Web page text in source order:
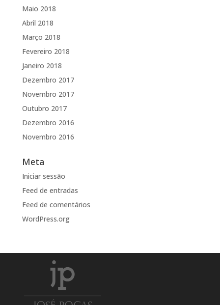
Maio 2018
Abril 2018
Março 2018
Fevereiro 2018
Janeiro 2018
Dezembro 2017
Novembro 2017
Outubro 2017
Dezembro 2016
Novembro 2016
Meta
Iniciar sessão
Feed de entradas
Feed de comentários
WordPress.org